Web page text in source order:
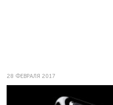
28 ФЕВРАЛЯ 2017